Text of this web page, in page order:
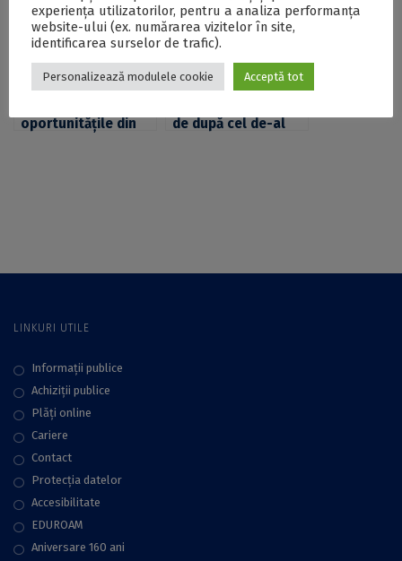
SCS-SAS 2020 și a
galei de premiere a
laureaților
concursului de
traduceri ANNARR
Hydén,
ambasadoarea
Suediei în România,
invitata de onoare a
ceremoniei online
oportunitățile din
de după cel de-al
LINKURI UTILE
Informații publice
Achiziții publice
Plăţi online
Cariere
Contact
Protecţia datelor
Accesibilitate
EDUROAM
Aniversare 160 ani
experiența utilizatorilor, pentru a analiza performanța
website-ului (ex. numărarea vizitelor în site,
identificarea surselor de trafic).
Personalizează modulele cookie Acceptă tot